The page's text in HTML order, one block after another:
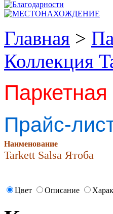
Главная >
Коллекция
Прайс-
Наименование
Tarkett Salsa Ятоба
Цвет Описание